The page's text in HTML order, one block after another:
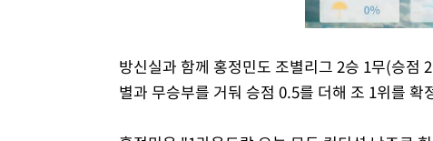
방신실과 함께 홍정민도 조별리그 2승 1무(승점
별과 무승부를 거둬 승점 0.5를 더해 조 1위를 확